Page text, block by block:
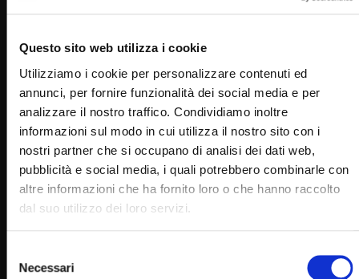
Questo sito web utilizza i cookie
Utilizziamo i cookie per personalizzare contenuti ed
annunci, per fornire funzionalità dei social media e per
analizzare il nostro traffico. Condividiamo inoltre
informazioni sul modo in cui utilizza il nostro sito con i
nostri partner che si occupano di analisi dei dati web,
pubblicità e social media, i quali potrebbero combinarle con
altre informazioni che ha fornito loro o che hanno raccolto
dal suo utilizzo dei loro servizi.
delNecessari
Padre Pio
PADRE PIO TV
Emittente televisiva cattolica dei frati cappuccini di San
Giovanni Rotondo.
su Tv Sat al canale 445,